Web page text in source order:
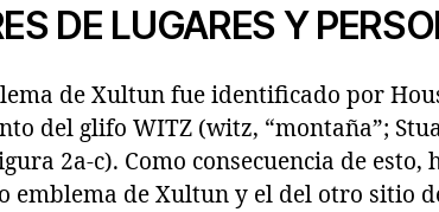
DE LUGARES Y
de Xultun fue identificado por
del glifo WITZ (witz, “montaña”;
2a-c). Como consecuencia de
emblema de Xultun y el del otro sitio